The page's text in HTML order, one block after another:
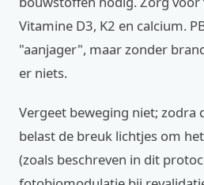
Vitamine D3, K2 en calcium.
"aanjager", maar zonder
er niets.
Vergeet beweging niet; zodra
belast de breuk lichtjes om
(zoals beschreven in dit